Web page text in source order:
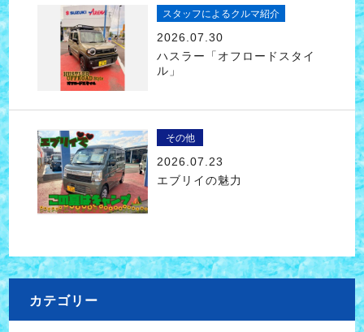
スタッフによるクルマ紹介
2026.07.30
ハスラー「オフロードスタイ
ル」
その他
2026.07.23
エブリイの魅力
カテゴリー